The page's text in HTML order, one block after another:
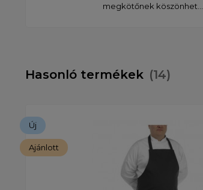
megkötőnek köszönhet...
Hasonló termékek (14)
Új
Ajánlott